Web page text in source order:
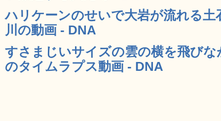
ハリケーンのせいで大岩が流れる
川の動画 - DNA
すさまじいサイズの雲の横を飛び
のタイムラプス動画 - DNA